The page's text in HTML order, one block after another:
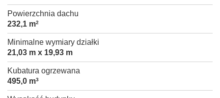
Powierzchnia dachu
232,1 m2
Minimalne wymiary działki
21,03 m x 19,93 m
Kubatura ogrzewana
495,0 m3